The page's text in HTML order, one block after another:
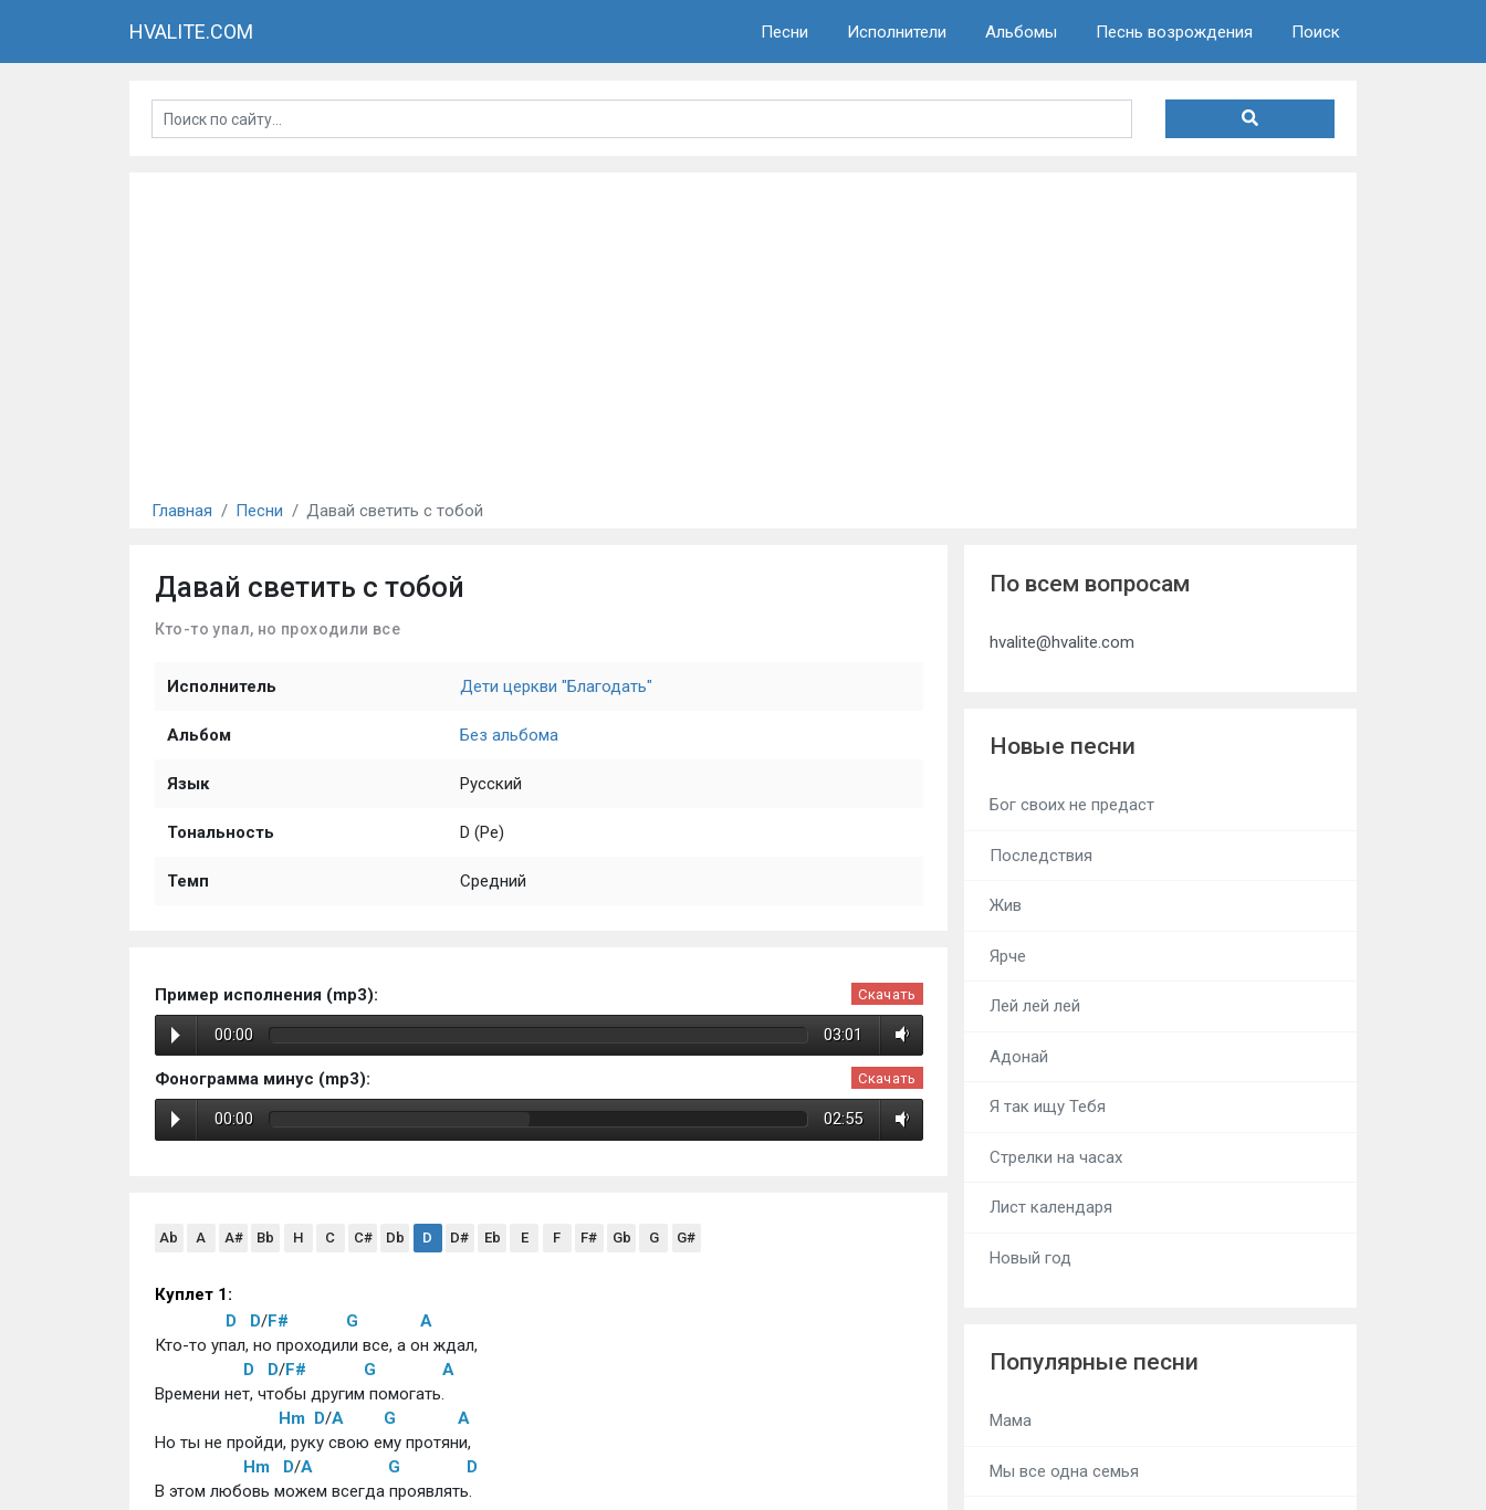
HVALITE.COM Песни Исполнители Альбомы Песнь возрождения Поиск
Главная Песни Давай светить с тобой
Давай светить с тобой
Кто-то упал, но проходили все
Исполнитель Дети церкви "Благодать"
Альбом Без альбома
Язык Русский
Тональность D (Ре)
Темп Средний
Пример исполнения (mp3): Скачать
00:00 03:01
Фонограмма минус (mp3): Скачать
00:00 02:55
Ab A A# Bb H C C# Db D D# Eb E F F# Gb G G#
Куплет 1:
D
D/F# G
A
Кто-то упал, но проходили все, а он ждал,
D
D/F# G
A
Времени нет, чтобы другим помогать.
Hm D/A G
A
Но ты не пройди, руку свою ему протяни,
Hm
D/A G
D
В этом любовь можем всегда проявлять.
По всем вопросам
hvalite@hvalite.com
Новые песни
Бог своих не предаст
Последствия
Жив
Ярче
Лей лей лей
Адонай
Я так ищу Тебя
Стрелки на часах
Лист календаря
Новый год
Популярные песни
Мама
Мы все одна семья